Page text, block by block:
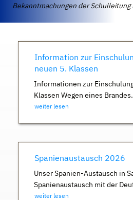
Bekanntmachungen der
Information zur
neuen 5. Klassen
Informationen zur
Klassen Wegen eines
weiter lesen
Spanienaustausch 2026
Unser Spanien-Austausch in
Spanienaustausch mit der
weiter lesen